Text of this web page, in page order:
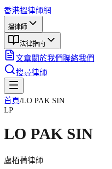
香港搵律師網
搵律師
法律指南
文章關於我們聯絡我們
搜尋律師
首頁/LO PAK SIN
LP
LO PAK SIN
盧栢蒨律師